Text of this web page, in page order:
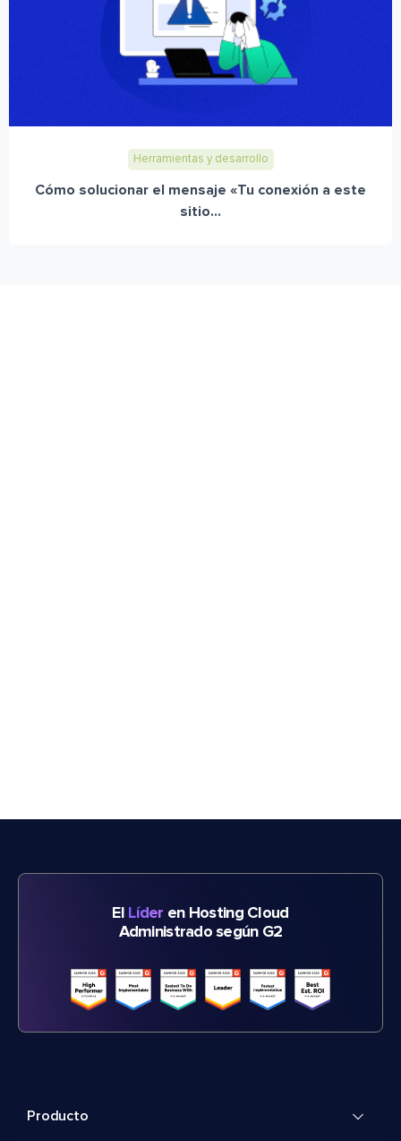
Herramientas y desarrollo
Cómo solucionar el mensaje «Tu conexión a este
sitio...
El Líder en Hosting Cloud
Administrado según G2
Producto